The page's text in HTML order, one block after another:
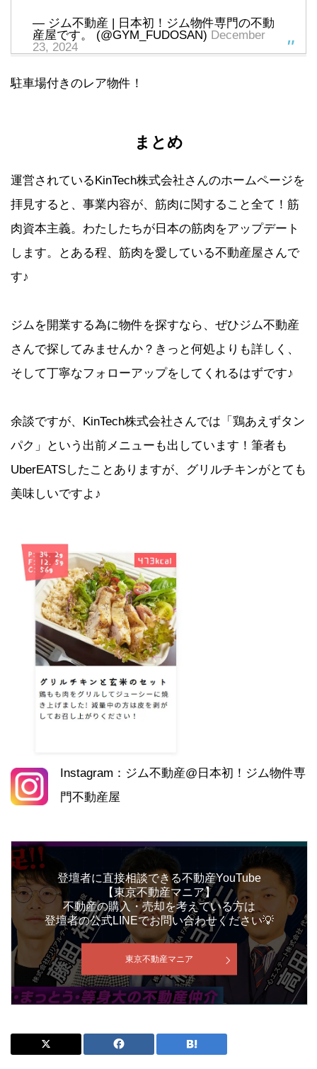
— ジム不動産 | 日本初！ジム物件専門の不動
産屋です。 (@GYM_FUDOSAN) December
23, 2024
駐車場付きのレア物件！
まとめ
運営されているKinTech株式会社さんのホームページを
拝見すると、事業内容が、筋肉に関すること全て！筋
肉資本主義。わたしたちが日本の筋肉をアップデート
します。とある程、筋肉を愛している不動産屋さんで
す♪
ジムを開業する為に物件を探すなら、ぜひジム不動産
さんで探してみませんか？きっと何処よりも詳しく、
そして丁寧なフォローアップをしてくれるはずです♪
余談ですが、KinTech株式会社さんでは「鶏あえずタン
パク」という出前メニューも出しています！筆者も
UberEATSしたことありますが、グリルチキンがとても
美味しいですよ♪
Instagram：ジム不動産@日本初！ジム物件専
門不動産屋
登壇者に直接相談できる不動産YouTube
【東京不動産マニア】
不動産の購入・売却を考えている方は
登壇者の公式LINEでお問い合わせください💡
東京不動産マニア